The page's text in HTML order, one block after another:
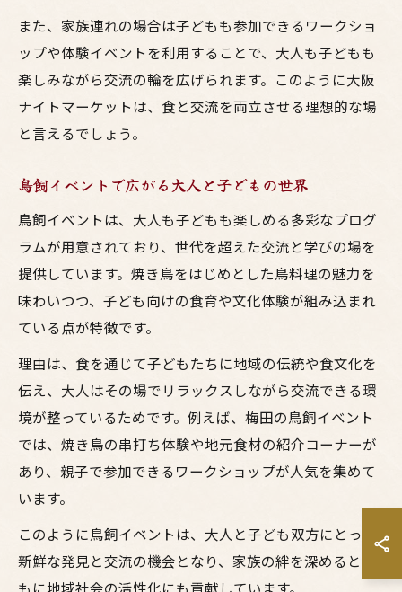
また、家族連れの場合は子どもも参加できるワークショ
ップや体験イベントを利用することで、大人も子どもも
楽しみながら交流の輪を広げられます。このように大阪
ナイトマーケットは、食と交流を両立させる理想的な場
と言えるでしょう。
鳥飼イベントで広がる大人と子どもの世界
鳥飼イベントは、大人も子どもも楽しめる多彩なプログ
ラムが用意されており、世代を超えた交流と学びの場を
提供しています。焼き鳥をはじめとした鳥料理の魅力を
味わいつつ、子ども向けの食育や文化体験が組み込まれ
ている点が特徴です。
理由は、食を通じて子どもたちに地域の伝統や食文化を
伝え、大人はその場でリラックスしながら交流できる環
境が整っているためです。例えば、梅田の鳥飼イベント
では、焼き鳥の串打ち体験や地元食材の紹介コーナーが
あり、親子で参加できるワークショップが人気を集めて
います。
このように鳥飼イベントは、大人と子ども双方にとって
新鮮な発見と交流の機会となり、家族の絆を深めるとと
もに地域社会の活性化にも貢献しています。